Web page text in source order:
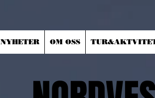
NYHETER OM OSS